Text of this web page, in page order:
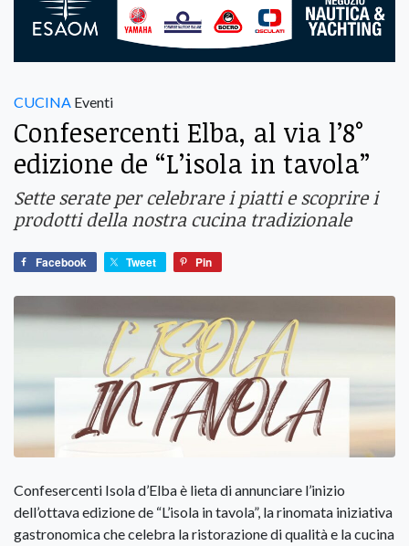
CUCINA Eventi
Confesercenti Elba, al via l’8°
edizione de “L’isola in tavola”
Sette serate per celebrare i piatti e scoprire i
prodotti della nostra cucina tradizionale
Facebook Tweet Pin
Confesercenti Isola d’Elba è lieta di annunciare l’inizio
dell’ottava edizione de “L’isola in tavola”, la rinomata iniziativa
gastronomica che celebra la ristorazione di qualità e la cucina